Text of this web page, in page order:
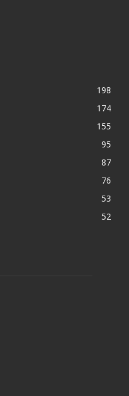
198
174
155
95
87
76
53
52